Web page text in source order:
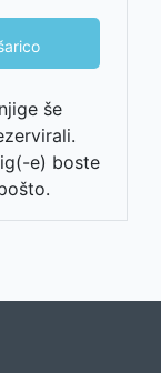
še
e) boste